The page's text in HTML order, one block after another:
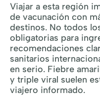
Viajar a esta región
de vacunación con
destinos. No todos
obligatorias para
recomendaciones
sanitarios
en serio. Fiebre
y triple viral suelen
viajero informado.